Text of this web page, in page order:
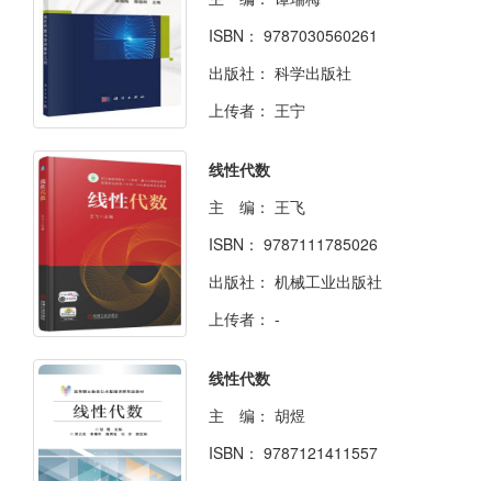
ISBN： 9787030560261
出版社： 科学出版社
上传者： 王宁
线性代数
主 编： 王飞
ISBN： 9787111785026
出版社： 机械工业出版社
上传者： -
线性代数
主 编： 胡煜
ISBN： 9787121411557